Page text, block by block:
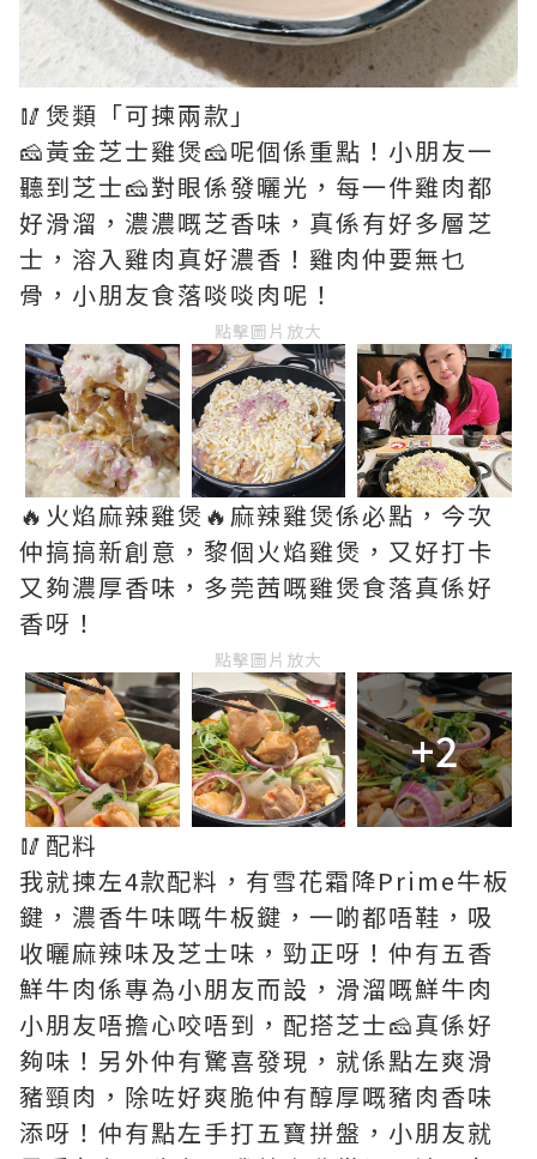
🥢煲類「可揀兩款」
🧀黃金芝士雞煲🧀呢個係重點！小朋友一
聽到芝士🧀對眼係發曬光，每一件雞肉都
好滑溜，濃濃嘅芝香味，真係有好多層芝
士，溶入雞肉真好濃香！雞肉仲要無乜
骨，小朋友食落啖啖肉呢！
點擊圖片放大
🔥火焰麻辣雞煲🔥麻辣雞煲係必點，今次
仲搞搞新創意，黎個火焰雞煲，又好打卡
又夠濃厚香味，多莞茜嘅雞煲食落真係好
香呀！
點擊圖片放大
+2
🥢配料
我就揀左4款配料，有雪花霜降Prime牛板
鍵，濃香牛味嘅牛板鍵，一啲都唔鞋，吸
收曬麻辣味及芝士味，勁正呀！仲有五香
鮮牛肉係專為小朋友而設，滑溜嘅鮮牛肉
小朋友唔擔心咬唔到，配搭芝士🧀真係好
夠味！另外仲有驚喜發現，就係點左爽滑
豬頸肉，除咗好爽脆仲有醇厚嘅豬肉香味
添呀！仲有點左手打五寶拼盤，小朋友就